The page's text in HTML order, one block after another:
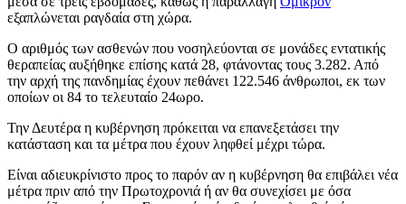
εξαπλώνεται ραγδαία στη χώρα.
Ο αριθμός των ασθενών που νοσηλεύονται σε μονάδες εντατικής
θεραπείας αυξήθηκε επίσης κατά 28, φτάνοντας τους 3.282. Από
την αρχή της πανδημίας έχουν πεθάνει 122.546 άνθρωποι, εκ των
οποίων οι 84 το τελευταίο 24ωρο.
Την Δευτέρα η κυβέρνηση πρόκειται να επανεξετάσει την
κατάσταση και τα μέτρα που έχουν ληφθεί μέχρι τώρα.
Είναι αδιευκρίνιστο προς το παρόν αν η κυβέρνηση θα επιβάλει νέα
μέτρα πριν από την Πρωτοχρονιά ή αν θα συνεχίσει με όσα